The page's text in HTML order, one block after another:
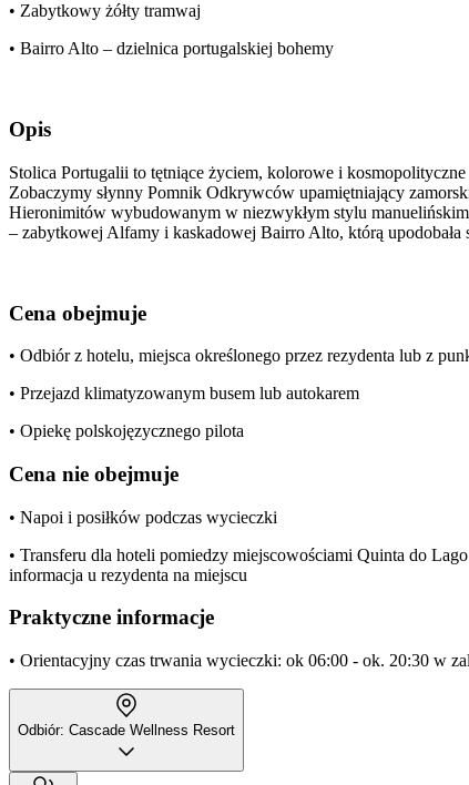
• Zabytkowy żółty tramwaj
• Bairro Alto – dzielnica portugalskiej bohemy
Opis
Stolica Portugalii to tętniące życiem, kolorowe i
Zobaczymy słynny Pomnik Odkrywców upamiętniający
Hieronimitów wybudowanym w niezwykłym stylu
– zabytkowej Alfamy i kaskadowej Bairro Alto, którą upodobała
Cena obejmuje
• Odbiór z hotelu, miejsca określonego przez rezydenta lub z
• Przejazd klimatyzowanym busem lub autokarem
• Opiekę polskojęzycznego pilota
Cena nie obejmuje
• Napoi i posiłków podczas wycieczki
• Transferu dla hoteli pomiedzy miejscowościami Quinta do
informacja u rezydenta na miejscu
Praktyczne informacje
• Orientacyjny czas trwania wycieczki: ok 06:00 - ok. 20:30 w
Odbiór: Cascade Wellness Resort